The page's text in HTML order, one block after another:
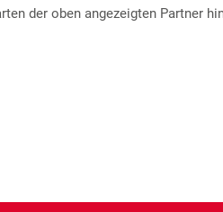
der oben angezeigten Partner